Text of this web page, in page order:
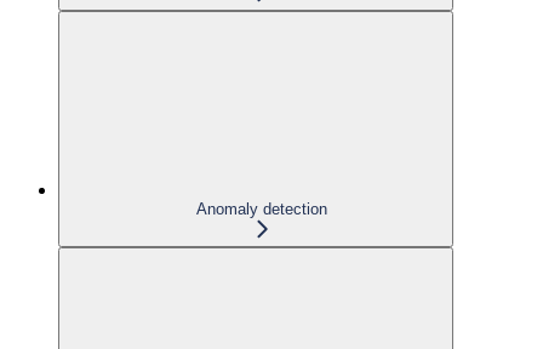
Anomaly detection